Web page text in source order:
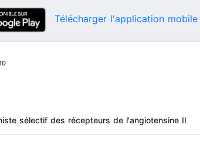
Télécharger l'application mobile
sélectif des récepteurs de l'angiotensine II